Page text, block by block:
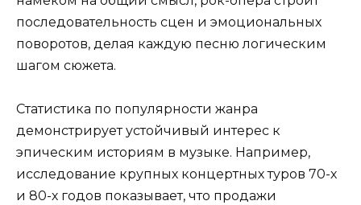
последовательность сцен и эмоциональных
поворотов, делая каждую песню логическим
шагом сюжета.
Статистика по популярности жанра
демонстрирует устойчивый интерес к
эпическим историям в музыке. Например,
исследование крупных концертных туров 70-х
и 80-х годов показывает, что продажи